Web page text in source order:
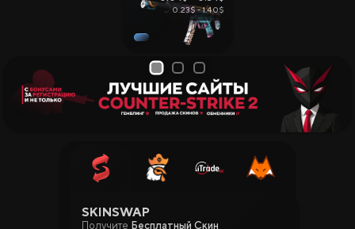
0.23$ - 1.40$
1 2 3
SKINSWAP
Получите Бесплатный Скин